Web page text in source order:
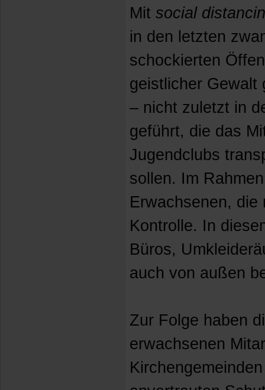
Mit social
in den letzten
schockierten
geistlicher Gewalt
– nicht zuletzt in
geführt, die das
Jugendclubs
sollen. Im
Erwachsenen, die
Kontrolle. In
Büros,
auch von außen
Zur Folge haben
erwachsenen